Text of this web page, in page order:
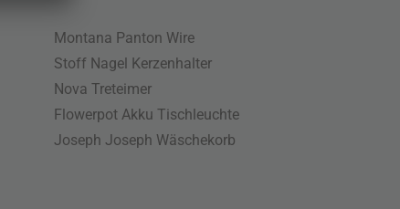
Montana Panton Wire
Stoff Nagel Kerzenhalter
Nova Treteimer
Flowerpot Akku Tischleuchte
Joseph Joseph Wäschekorb